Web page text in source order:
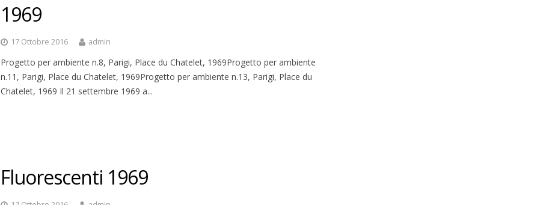
1969
17 Ottobre 2016 admin
Progetto per ambiente n.8, Parigi, Place du Chatelet, 1969Progetto per ambiente
n.11, Parigi, Place du Chatelet, 1969Progetto per ambiente n.13, Parigi, Place du
Chatelet, 1969 Il 21 settembre 1969 a...
Fluorescenti 1969